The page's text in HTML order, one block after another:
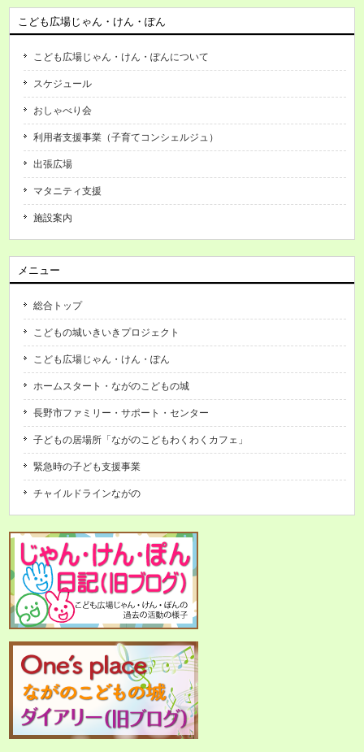
こども広場じゃん・けん・ぽん
こども広場じゃん・けん・ぽんについて
スケジュール
おしゃべり会
利用者支援事業（子育てコンシェルジュ）
出張広場
マタニティ支援
施設案内
メニュー
総合トップ
こどもの城いきいきプロジェクト
こども広場じゃん・けん・ぽん
ホームスタート・ながのこどもの城
長野市ファミリー・サポート・センター
子どもの居場所「ながのこどもわくわくカフェ」
緊急時の子ども支援事業
チャイルドラインながの